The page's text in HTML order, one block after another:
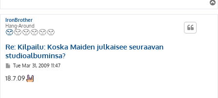
IronBrother
Hang-Around
Re: Kilpailu: Koska Maiden julkaisee seuraavan
studioalbuminsa?
P
s
t
Tue Mar 31, 2009 11:47
18.7.09